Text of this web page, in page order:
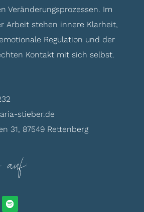
Veränderungsprozessen. Im
Arbeit stehen innere Klarheit,
Regulation und der
Kontakt mit sich selbst.
stieber.de
31, 87549 Rettenberg